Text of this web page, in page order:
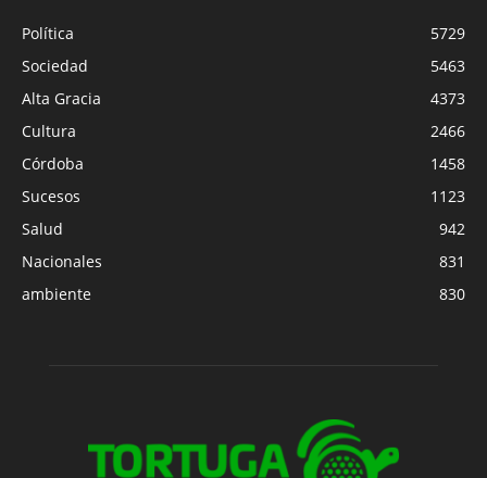
Política
5729
Sociedad
5463
Alta Gracia
4373
Cultura
2466
Córdoba
1458
Sucesos
1123
Salud
942
Nacionales
831
ambiente
830